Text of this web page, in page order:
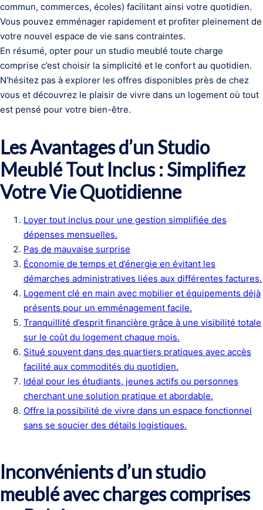
commun, commerces, écoles) facilitant ainsi votre quotidien.
Vous pouvez emménager rapidement et profiter pleinement de
votre nouvel espace de vie sans contraintes.
En résumé, opter pour un studio meublé toute charge
comprise c’est choisir la simplicité et le confort au quotidien.
N’hésitez pas à explorer les offres disponibles près de chez
vous et découvrez le plaisir de vivre dans un logement où tout
est pensé pour votre bien-être.
Les Avantages d’un Studio
Meublé Tout Inclus : Simplifiez
Votre Vie Quotidienne
Loyer tout inclus pour une gestion simplifiée des
dépenses mensuelles.
Pas de mauvaise surprise
Économie de temps et d’énergie en évitant les
démarches administratives liées aux différentes factures.
Logement clé en main avec mobilier et équipements déjà
présents pour un emménagement facile.
Tranquillité d’esprit financière grâce à une visibilité totale
sur le coût du logement chaque mois.
Situé souvent dans des quartiers pratiques avec accès
facilité aux commodités du quotidien.
Idéal pour les étudiants, jeunes actifs ou personnes
cherchant une solution pratique et abordable.
Offre la possibilité de vivre dans un espace fonctionnel
sans se soucier des détails logistiques.
Inconvénients d’un studio
meublé avec charges comprises